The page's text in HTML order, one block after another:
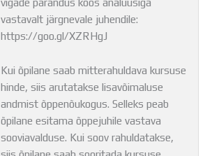
vastavalt järgnevale juhendile:
https://goo.gl/XZRHgJ
Kui õpilane saab mitterahuldava kursuse
hinde, siis arutatakse lisavõimaluse
andmist õppenõukogus. Selleks peab
õpilane esitama õppejuhile vastava
sooviavalduse. Kui soov rahuldatakse,